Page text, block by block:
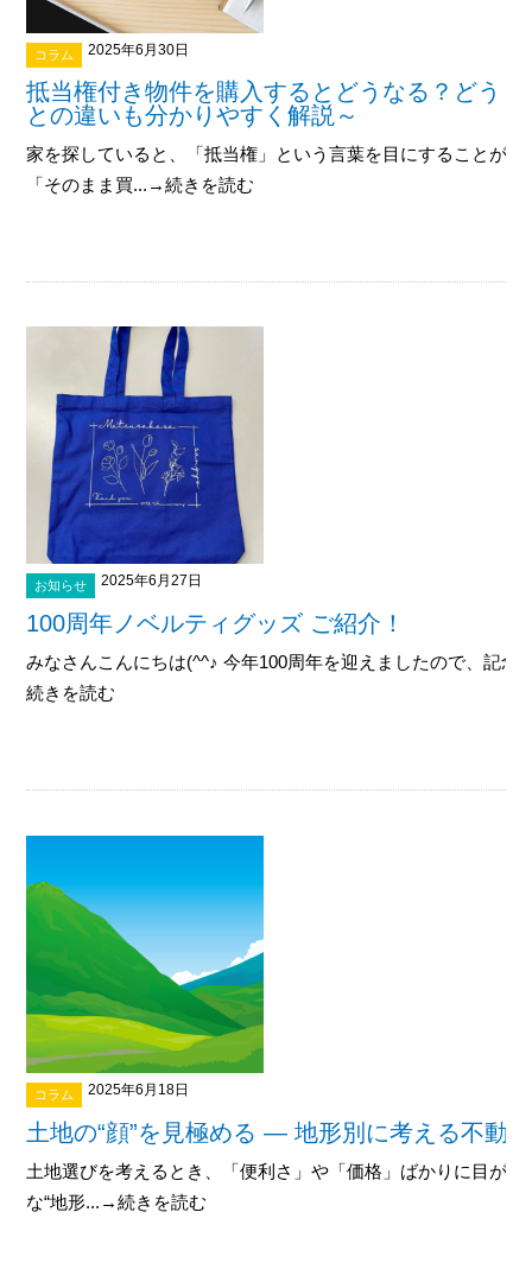
コラム 2025年6月30日
抵当権付き物件を購入するとどうなる？どう
との違いも分かりやすく解説～
家を探していると、「抵当権」という言葉を目にすることが
「そのまま買...→続きを読む
お知らせ 2025年6月27日
100周年ノベルティグッズ ご紹介！
みなさんこんにちは(^^♪ 今年100周年を迎えましたので、記
続きを読む
コラム 2025年6月18日
土地の“顔”を見極める ― 地形別に考える不動
土地選びを考えるとき、「便利さ」や「価格」ばかりに目が
な“地形...→続きを読む